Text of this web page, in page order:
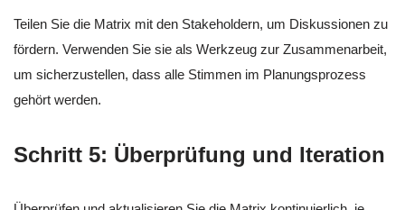
Teilen Sie die Matrix mit den Stakeholdern, um Diskussionen zu
fördern. Verwenden Sie sie als Werkzeug zur Zusammenarbeit,
um sicherzustellen, dass alle Stimmen im Planungsprozess
gehört werden.
Schritt 5: Überprüfung und Iteration